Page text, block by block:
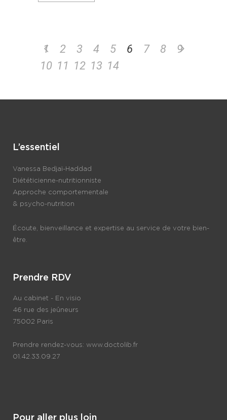
1 2 3 4 5 6 7 8
9
10 11 12 13 14
L’essentiel
Vanessa Bedjaï-Haddad
Diététicienne-nutritionniste
Approche comportementale
& psycho-nutrition
Écoute, bienveillance et expertise au service de votre bien-
être.
Prendre RDV
Au cabinet - En visio
46 rue des jeûneurs
75002 Paris
Prendre rendez-vous: www.doctolib.fr
01.42.33.09.27
Pour aller plus loin